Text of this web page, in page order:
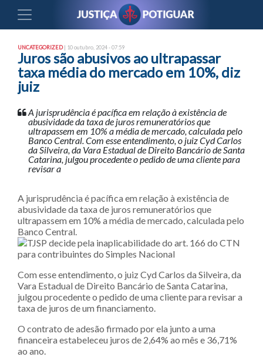
UNCATEGORIZED| 10 outubro, 2024 - 07:59
Juros são abusivos ao ultrapassar
taxa média do mercado em 10%, diz
juiz
A jurisprudência é pacífica em relação à existência de
abusividade da taxa de juros remuneratórios que
ultrapassem em 10% a média de mercado, calculada pelo
Banco Central. Com esse entendimento, o juiz Cyd Carlos
da Silveira, da Vara Estadual de Direito Bancário de Santa
Catarina, julgou procedente o pedido de uma cliente para
revisar a
A jurisprudência é pacífica em relação à existência de
abusividade da taxa de juros remuneratórios que
ultrapassem em 10% a média de mercado, calculada pelo
Banco Central.
Com esse entendimento, o juiz Cyd Carlos da Silveira, da
Vara Estadual de Direito Bancário de Santa Catarina,
julgou procedente o pedido de uma cliente para revisar a
taxa de juros de um financiamento.
O contrato de adesão firmado por ela junto a uma
financeira estabeleceu juros de 2,64% ao mês e 36,71%
ao ano.